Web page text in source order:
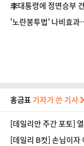
李대통령에 정면승부
치]
'노란봉투법' 나비효과
홍금표 기자가 쓴 기사
[데일리안 주간 포토]
른 도심!
[데일리 B컷] 손님이자